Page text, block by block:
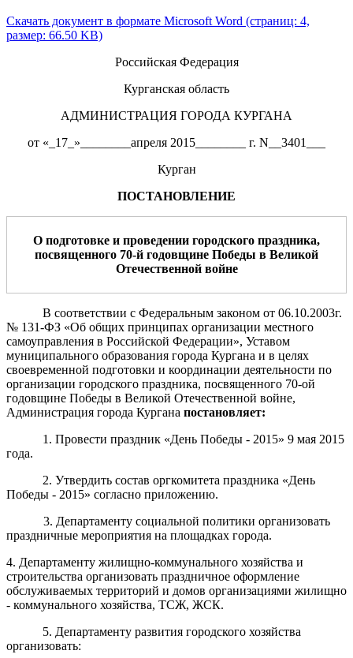
Скачать документ в формате Microsoft Word (страниц: 4,
размер: 66.50 KB)
Российская Федерация
Курганская область
АДМИНИСТРАЦИЯ ГОРОДА КУРГАНА
от «_17_»________апреля 2015________ г. N__3401___
Курган
ПОСТАНОВЛЕНИЕ
О подготовке и проведении городского праздника,
посвященного 70-й годовщине Победы в Великой
Отечественной войне
В соответствии с Федеральным законом от 06.10.2003г.
№ 131-ФЗ «Об общих принципах организации местного
самоуправления в Российской Федерации», Уставом
муниципального образования города Кургана и в целях
своевременной подготовки и координации деятельности по
организации городского праздника, посвященного 70-ой
годовщине Победы в Великой Отечественной войне,
Администрация города Кургана постановляет:
1. Провести праздник «День Победы - 2015» 9 мая 2015
года.
2. Утвердить состав оргкомитета праздника «День
Победы - 2015» согласно приложению.
3. Департаменту социальной политики организовать
праздничные мероприятия на площадках города.
4. Департаменту жилищно-коммунального хозяйства и
строительства организовать праздничное оформление
обслуживаемых территорий и домов организациями жилищно
- коммунального хозяйства, ТСЖ, ЖСК.
5. Департаменту развития городского хозяйства
организовать: